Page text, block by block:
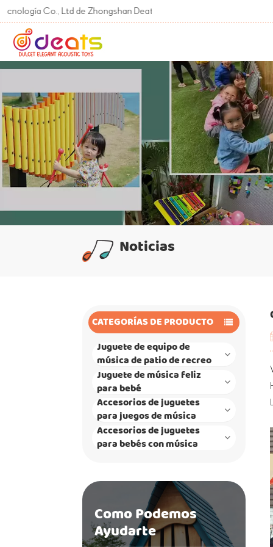
Ltd de Zhongshan Deats
Noticias
CATEGORÍAS DE PRODUCTO
Juguete de equipo de
música de patio de recreo
Juguete de música feliz
para bebé
Accesorios de juguetes
para juegos de música
Accesorios de juguetes
para bebés con música
Como Podemos
Ayudarte